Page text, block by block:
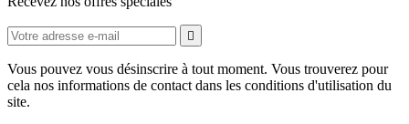

Vous pouvez vous désinscrire à tout moment. Vous trouverez pour
cela nos informations de contact dans les conditions d'utilisation du
site.